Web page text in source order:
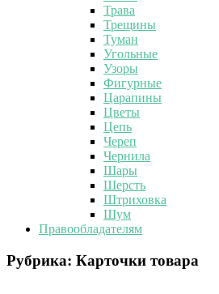
Трава
Трещины
Туман
Угольные
Узоры
Фигурные
Царапины
Цветы
Цепь
Череп
Чернила
Шары
Шерсть
Штриховка
Шум
Правообладателям
Рубрика: Карточки товара